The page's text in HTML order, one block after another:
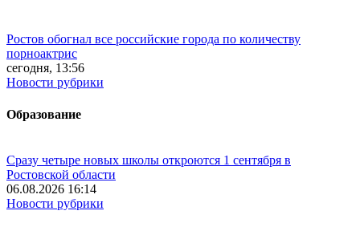
Ростов обогнал все российские города по количеству
порноактрис
сегодня, 13:56
Новости рубрики
Образование
Сразу четыре новых школы откроются 1 сентября в
Ростовской области
06.08.2026 16:14
Новости рубрики